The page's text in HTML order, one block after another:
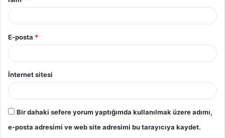
E-posta *
İnternet sitesi
Bir dahaki sefere yorum yaptığımda kullanılmak üzere adımı,
e-posta adresimi ve web site adresimi bu tarayıcıya kaydet.